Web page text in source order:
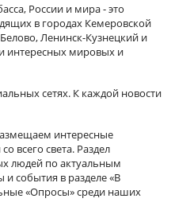
России и мира - это
в городах Кемеровской
Ленинск-Кузнецкий и
интересных мировых и
сетях. К каждой новости
интересные
всего света. Раздел
людей по актуальным
события в разделе «В
«Опросы» среди наших